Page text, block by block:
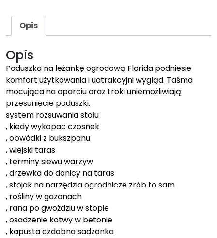
Opis
Opis
Poduszka na leżankę ogrodową Florida podniesie
komfort użytkowania i uatrakcyjni wygląd. Taśma
mocująca na oparciu oraz troki uniemożliwiają
przesunięcie poduszki.
system rozsuwania stołu
, kiedy wykopac czosnek
, obwódki z bukszpanu
, wiejski taras
, terminy siewu warzyw
, drzewka do donicy na taras
, stojak na narzędzia ogrodnicze zrób to sam
, rośliny w gazonach
, rana po gwoździu w stopie
, osadzenie kotwy w betonie
, kapusta ozdobna sadzonka